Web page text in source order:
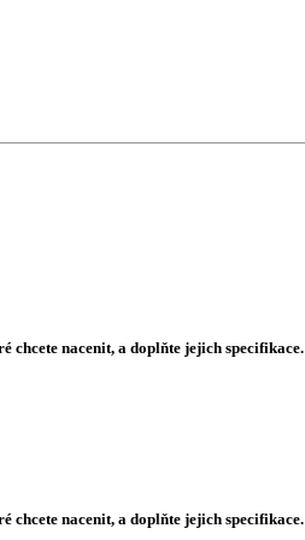
chcete nacenit, a doplňte jejich specifikace.
chcete nacenit, a doplňte jejich specifikace.